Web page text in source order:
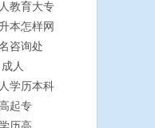
教育大专
本怎样网
咨询处
人
学历本科
起专